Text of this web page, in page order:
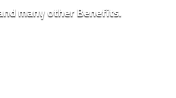
many other Benefits.